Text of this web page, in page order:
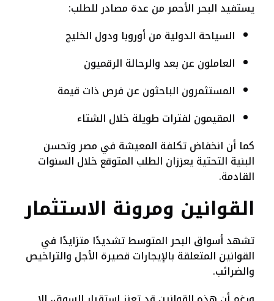
يستفيد البحر الأحمر من عدة مصادر للطلب:
السياحة الدولية من أوروبا ودول الخليج
العاملون عن بعد والرحالة الرقميون
المستثمرون الباحثون عن فرص ذات قيمة
المقيمون لفترات طويلة خلال الشتاء
كما أن انخفاض تكلفة المعيشة في مصر وتحسن
البنية التحتية يعززان الطلب المتوقع خلال السنوات
القادمة.
القوانين ومرونة الاستثمار
تشهد أسواق البحر المتوسط تشديدًا متزايدًا في
القوانين المتعلقة بالإيجارات قصيرة الأجل والتراخيص
والضرائب.